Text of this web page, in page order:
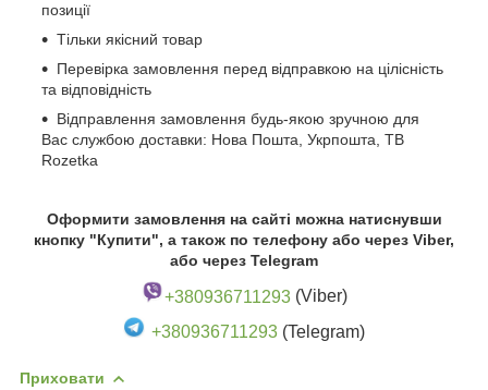
позиції
Тільки якісний товар
Перевірка замовлення перед відправкою на цілісність
та відповідність
Відправлення замовлення будь-якою зручною для
Вас службою доставки: Нова Пошта, Укрпошта, ТВ
Rozetka
Оформити замовлення на сайті можна натиснувши
кнопку "Купити", а також по телефону або через Viber,
або через Telegram
+380936711293(Viber)
+380936711293 (Telegram)
Приховати